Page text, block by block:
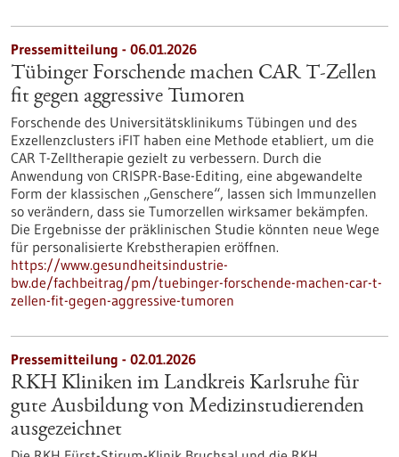
Pressemitteilung - 06.01.2026
Tübinger Forschende machen CAR T-Zellen
fit gegen aggressive Tumoren
Forschende des Universitätsklinikums Tübingen und des
Exzellenzclusters iFIT haben eine Methode etabliert, um die
CAR T-Zelltherapie gezielt zu verbessern. Durch die
Anwendung von CRISPR-Base-Editing, eine abgewandelte
Form der klassischen „Genschere“, lassen sich Immunzellen
so verändern, dass sie Tumorzellen wirksamer bekämpfen.
Die Ergebnisse der präklinischen Studie könnten neue Wege
für personalisierte Krebstherapien eröffnen.
https://www.gesundheitsindustrie-
bw.de/fachbeitrag/pm/tuebinger-forschende-machen-car-t-
zellen-fit-gegen-aggressive-tumoren
Pressemitteilung - 02.01.2026
RKH Kliniken im Landkreis Karlsruhe für
gute Ausbildung von Medizinstudierenden
ausgezeichnet